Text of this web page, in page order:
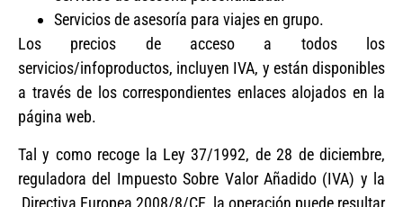
Servicios de asesoría para viajes en grupo.
Los precios de acceso a todos los
servicios/infoproductos, incluyen IVA, y están disponibles
a través de los correspondientes enlaces alojados en la
página web.
Tal y como recoge la Ley 37/1992, de 28 de diciembre,
reguladora del Impuesto Sobre Valor Añadido (IVA) y la
Directiva Europea 2008/8/CE, la operación puede resultar